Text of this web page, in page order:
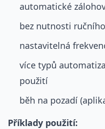
automatické
bez nutnosti
nastavitelná
více typů
použití
běh na pozadí
Příklady použití: